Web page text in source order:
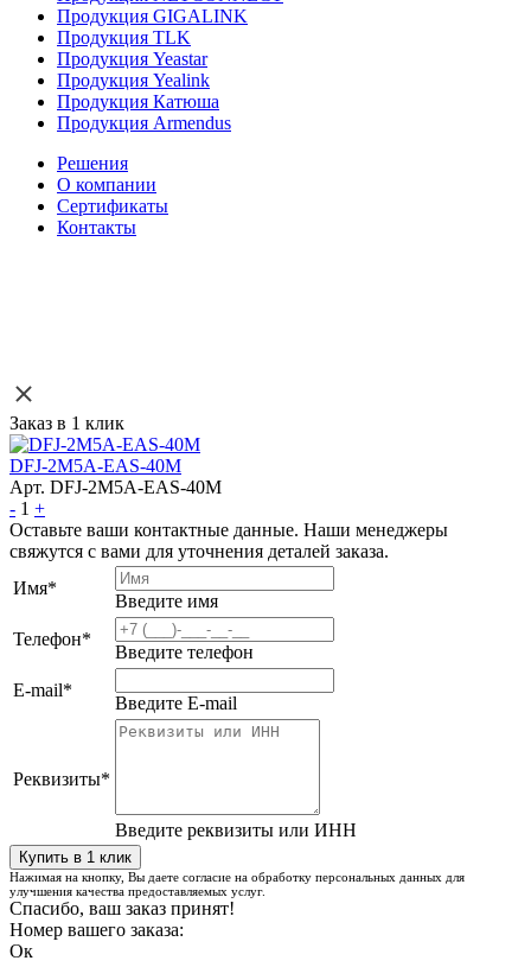
Продукция GIGALINK
Продукция TLK
Продукция Yeastar
Продукция Yealink
Продукция Катюша
Продукция Armendus
Решения
О компании
Сертификаты
Контакты
Заказ в 1 клик
DFJ-2M5A-EAS-40M
Арт. DFJ-2M5A-EAS-40M
- 1 +
Оставьте ваши контактные данные. Наши менеджеры
свяжутся с вами для уточнения деталей заказа.
Имя*
Введите имя
Телефон*
Введите телефон
E-mail*
Введите E-mail
Реквизиты*
Введите реквизиты или ИНН
Нажимая на кнопку, Вы даете согласие на обработку персональных данных для
улучшения качества предоставляемых услуг.
Спасибо, ваш заказ принят!
Номер вашего заказа:
Ок